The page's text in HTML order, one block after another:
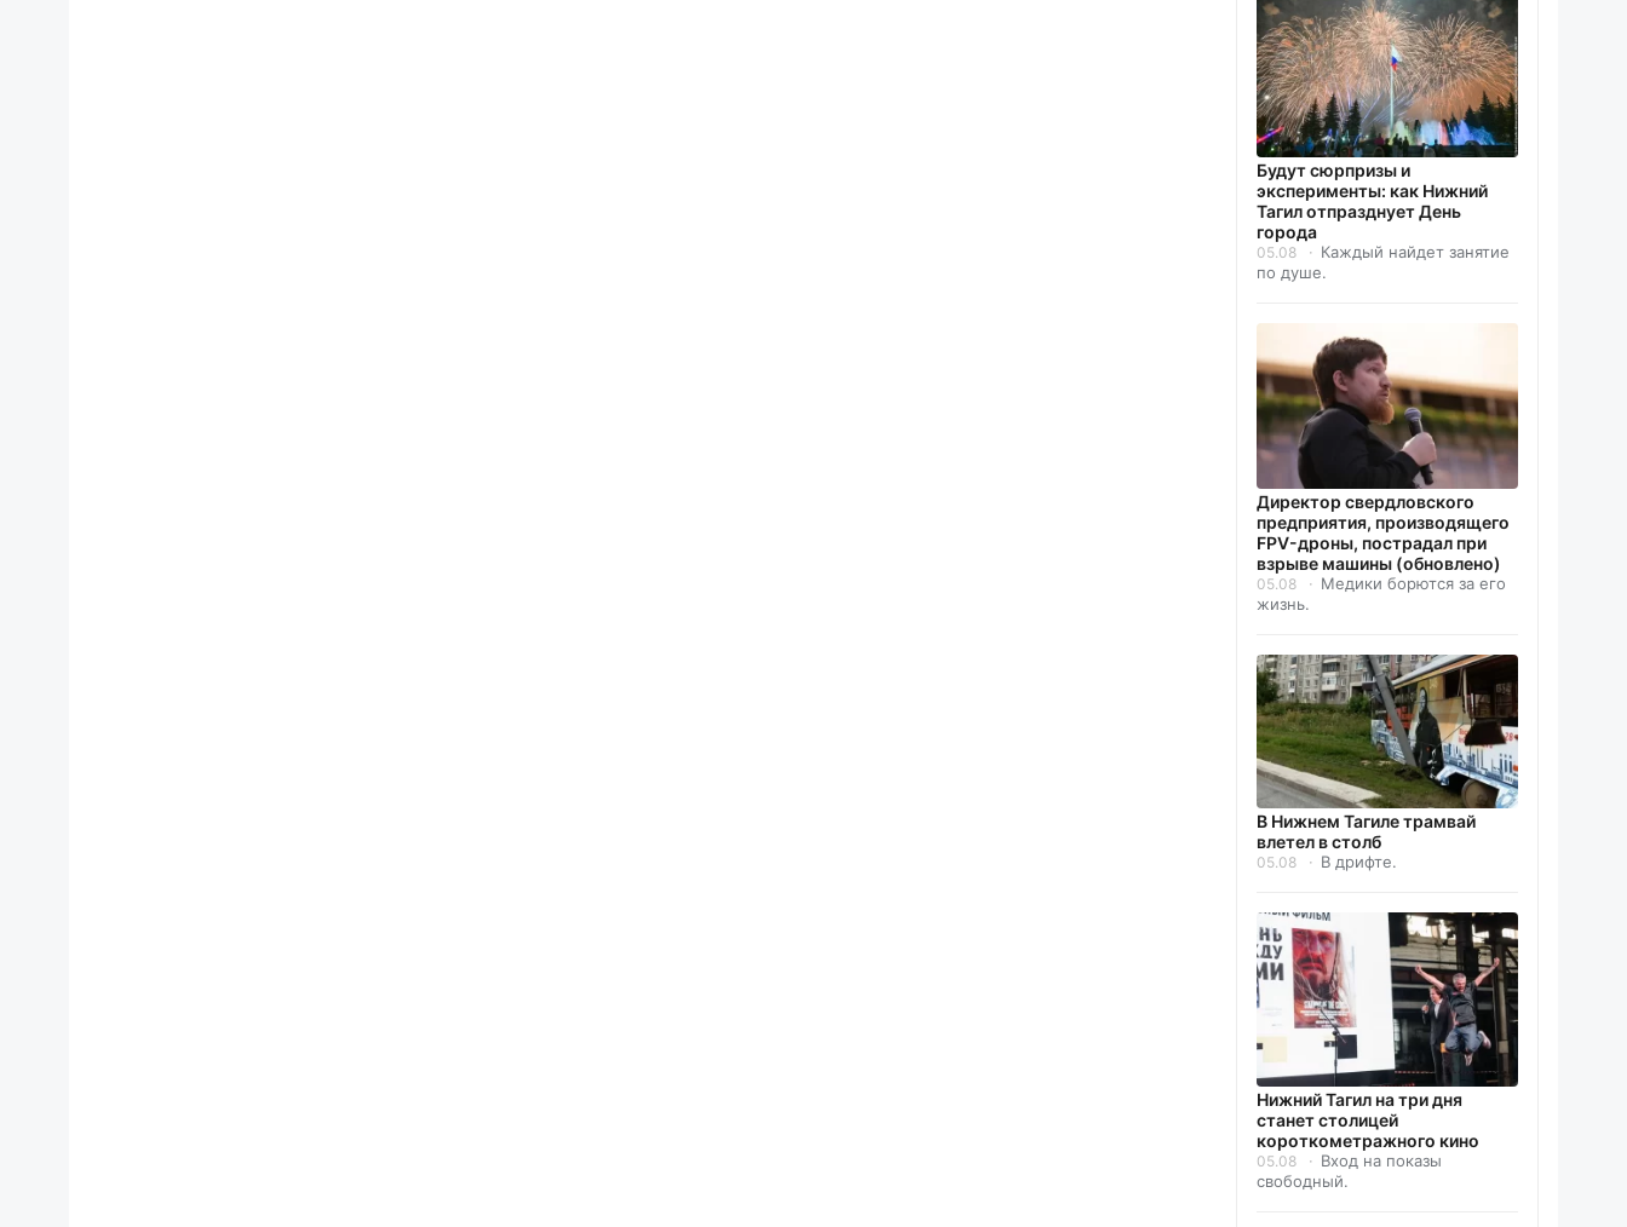
Будут сюрпризы и
эксперименты: как Нижний
Тагил отпразднует День
города
05.08
Каждый найдет занятие
по душе.
Директор свердловского
предприятия, производящего
FPV-дроны, пострадал при
взрыве машины (обновлено)
05.08
Медики борются за его
жизнь.
В Нижнем Тагиле трамвай
влетел в столб
05.08 В дрифте.
Нижний Тагил на три дня
станет столицей
короткометражного кино
05.08
Вход на показы
свободный.